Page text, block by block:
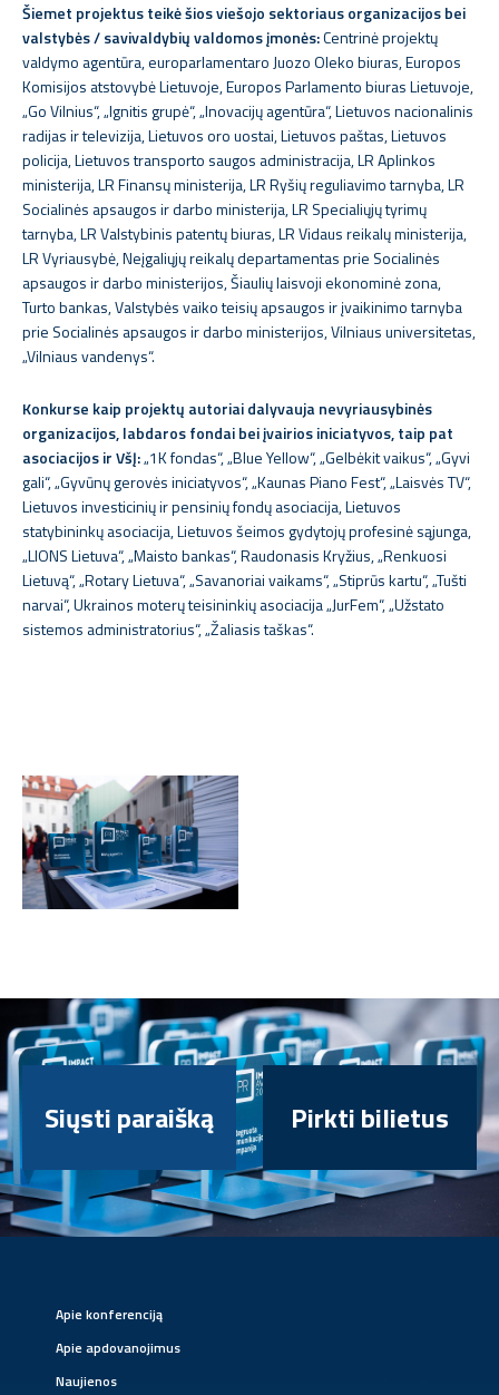
Šiemet projektus teikė šios viešojo sektoriaus organizacijos bei
valstybės / savivaldybių valdomos įmonės:Centrinė projektų
valdymo agentūra, europarlamentaro Juozo Oleko biuras, Europos
Komisijos atstovybė Lietuvoje, Europos Parlamento biuras Lietuvoje,
„Go Vilnius“, „Ignitis grupė“, „Inovacijų agentūra“, Lietuvos nacionalinis
radijas ir televizija, Lietuvos oro uostai, Lietuvos paštas, Lietuvos
policija, Lietuvos transporto saugos administracija, LR Aplinkos
ministerija, LR Finansų ministerija, LR Ryšių reguliavimo tarnyba, LR
Socialinės apsaugos ir darbo ministerija, LR Specialiųjų tyrimų
tarnyba, LR Valstybinis patentų biuras, LR Vidaus reikalų ministerija,
LR Vyriausybė, Neįgaliųjų reikalų departamentas prie Socialinės
apsaugos ir darbo ministerijos, Šiaulių laisvoji ekonominė zona,
Turto bankas, Valstybės vaiko teisių apsaugos ir įvaikinimo tarnyba
prie Socialinės apsaugos ir darbo ministerijos, Vilniaus universitetas,
„Vilniaus vandenys“.
Konkurse kaip projektų autoriai dalyvauja nevyriausybinės
organizacijos, labdaros fondai bei įvairios iniciatyvos, taip pat
asociacijos ir VšĮ:„1K fondas“, „Blue Yellow“, „Gelbėkit vaikus“, „Gyvi
gali“, „Gyvūnų gerovės iniciatyvos“, „Kaunas Piano Fest“, „Laisvės TV“,
Lietuvos investicinių ir pensinių fondų asociacija, Lietuvos
statybininkų asociacija, Lietuvos šeimos gydytojų profesinė sąjunga,
„LIONS Lietuva“, „Maisto bankas“, Raudonasis Kryžius, „Renkuosi
Lietuvą“, „Rotary Lietuva“, „Savanoriai vaikams“, „Stiprūs kartu“, „Tušti
narvai“, Ukrainos moterų teisininkių asociacija „JurFem“, „Užstato
sistemos administratorius“, „Žaliasis taškas“.
Siųsti paraišką Pirkti bilietus
Apie konferenciją
Apie apdovanojimus
Naujienos